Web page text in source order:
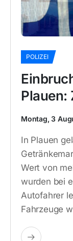
POLIZEI
Plauen:
Montag, 3
In Plauen
Wert von
wurden bei
Autofahrer
Fahrzeuge